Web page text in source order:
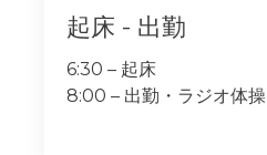
起床 - 出勤
6:30 – 起床
8:00 – 出勤・ラジオ体操